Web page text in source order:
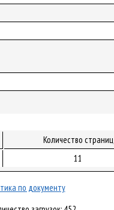
Количество страниц
11
по документу